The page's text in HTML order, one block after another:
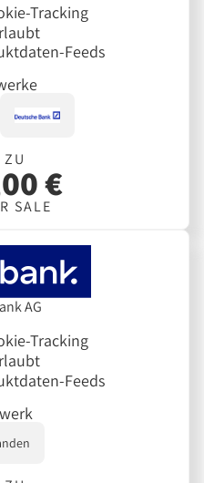
Tracking
Feeds
ZU
€
SALE
AG
Tracking
Feeds